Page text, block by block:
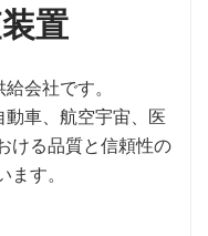
置
会社です。
動車、航空宇宙、医
ける品質と信頼性の
す。